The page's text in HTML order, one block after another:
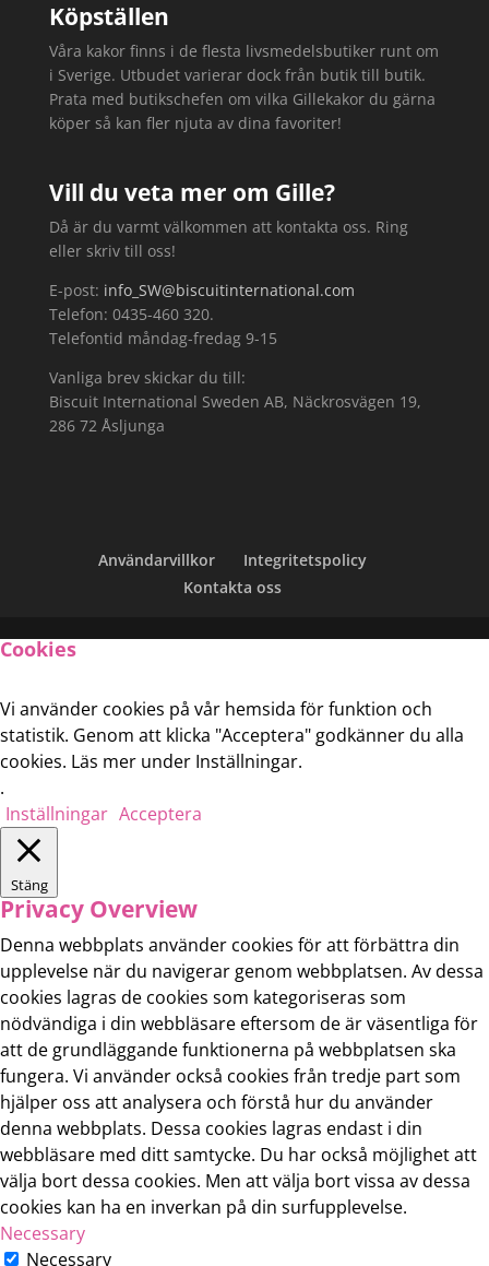
Köpställen
Våra kakor finns i de flesta livsmedelsbutiker runt om
i Sverige. Utbudet varierar dock från butik till butik.
Prata med butikschefen om vilka Gillekakor du gärna
köper så kan fler njuta av dina favoriter!
Vill du veta mer om Gille?
Då är du varmt välkommen att kontakta oss. Ring
eller skriv till oss!
E-post: info_SW@biscuitinternational.com
Telefon: 0435-460 320.
Telefontid måndag-fredag 9-15
Vanliga brev skickar du till:
Biscuit International Sweden AB, Näckrosvägen 19,
286 72 Åsljunga
Användarvillkor
Integritetspolicy
Kontakta oss
Cookies
Vi använder cookies på vår hemsida för funktion och
statistik. Genom att klicka "Acceptera" godkänner du alla
cookies. Läs mer under Inställningar.
.
Inställningar Acceptera
Stäng
Privacy Overview
Denna webbplats använder cookies för att förbättra din
upplevelse när du navigerar genom webbplatsen. Av dessa
cookies lagras de cookies som kategoriseras som
nödvändiga i din webbläsare eftersom de är väsentliga för
att de grundläggande funktionerna på webbplatsen ska
fungera. Vi använder också cookies från tredje part som
hjälper oss att analysera och förstå hur du använder
denna webbplats. Dessa cookies lagras endast i din
webbläsare med ditt samtycke. Du har också möjlighet att
välja bort dessa cookies. Men att välja bort vissa av dessa
cookies kan ha en inverkan på din surfupplevelse.
Necessary
Necessary